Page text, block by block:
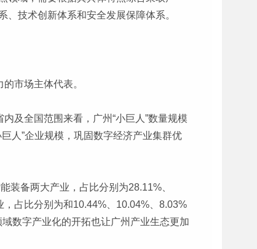
技术创新体系和安全发展保障体系。
市场主体代表。
及全国范围来看，广州“小巨人”数量规模
人”企业规模，巩固数字经济产业集群优
装备两大产业，占比分别为28.11%、
，占比分别为和10.44%、10.04%、8.03%
数字产业化的开拓也让广州产业生态更加